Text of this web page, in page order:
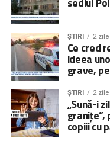
ȘTIRI 2
Ce cred
ideea
grave,
ȘTIRI 2
„Sună-i
copiii cu